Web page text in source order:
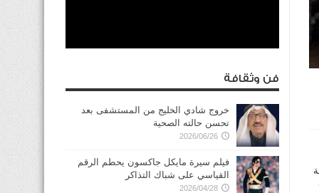
فن وثقافة
خروج شادي الخليج من المستشفى بعد
تحسن حالته الصحية
2026/06/26
فيلم سيرة مايكل جاكسون يحطم الرقم
القياسي على شباك التذاكر
2026/04/28